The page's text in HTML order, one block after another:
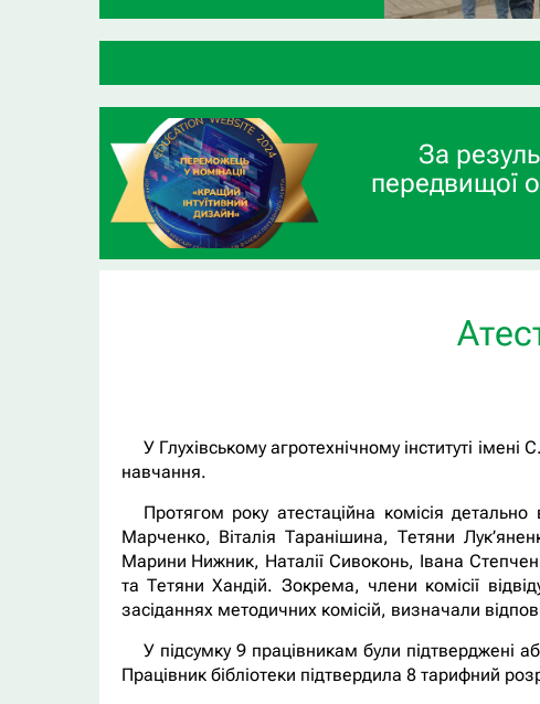
ВСП «Глухівський
За
передвищої
У Глухівському агротехнічному інституті
навчання.
Протягом року атестаційна комісія
Марченко, Віталія Таранішина, Тетяни
Марини Нижник, Наталії Сивоконь, Івана
та Тетяни Хандій. Зокрема, члени комісії
засіданнях методичних комісій, визначали
У підсумку 9 працівникам були підтверджені
Працівник бібліотеки підтвердила 8 тарифний